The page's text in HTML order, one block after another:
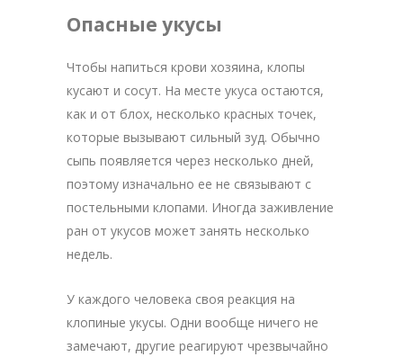
Опасные укусы
Чтобы напиться крови хозяина, клопы
кусают и сосут. На месте укуса остаются,
как и от блох, несколько красных точек,
которые вызывают сильный зуд. Обычно
сыпь появляется через несколько дней,
поэтому изначально ее не связывают с
постельными клопами. Иногда заживление
ран от укусов может занять несколько
недель.
У каждого человека своя реакция на
клопиные укусы. Одни вообще ничего не
замечают, другие реагируют чрезвычайно